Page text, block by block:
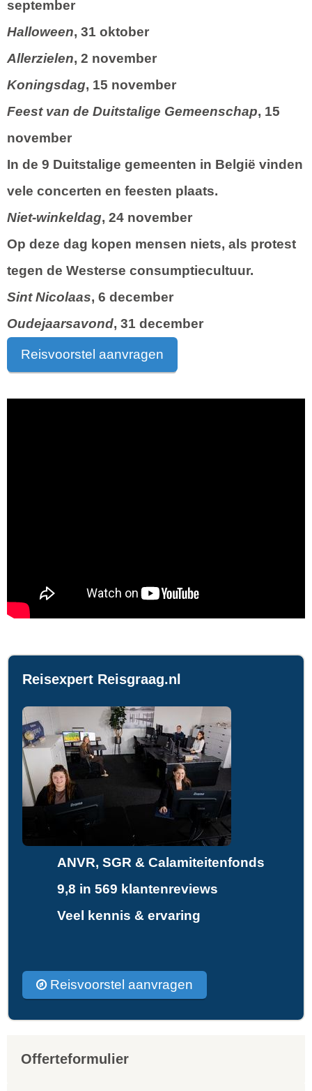
september
Halloween, 31 oktober
Allerzielen, 2 november
Koningsdag, 15 november
Feest van de Duitstalige Gemeenschap, 15
november
In de 9 Duitstalige gemeenten in België vinden
vele concerten en feesten plaats.
Niet-winkeldag, 24 november
Op deze dag kopen mensen niets, als protest
tegen de Westerse consumptiecultuur.
Sint Nicolaas, 6 december
Oudejaarsavond, 31 december
Reisvoorstel aanvragen
Reisexpert Reisgraag.nl
ANVR, SGR & Calamiteitenfonds
9,8 in 569 klantenreviews
Veel kennis & ervaring
Reisvoorstel aanvragen
Offerteformulier